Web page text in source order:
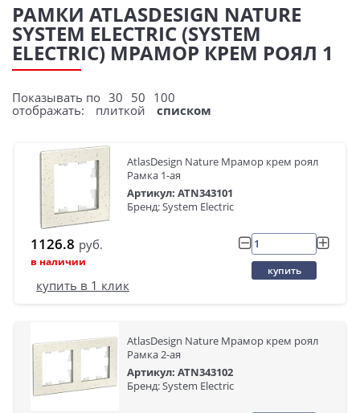
РАМКИ ATLASDESIGN NATURE
SYSTEM ELECTRIC (SYSTEM
ELECTRIC) МРАМОР КРЕМ РОЯЛ 1
Показывать по 30 50 100
отображать:
плиткой списком
AtlasDesign Nature Мрамор крем роял
Рамка 1-ая
Артикул: ATN343101
Бренд: System Electric
1126.8 руб.
в наличии
купить
купить в 1 клик
AtlasDesign Nature Мрамор крем роял
Рамка 2-ая
Артикул: ATN343102
Бренд: System Electric